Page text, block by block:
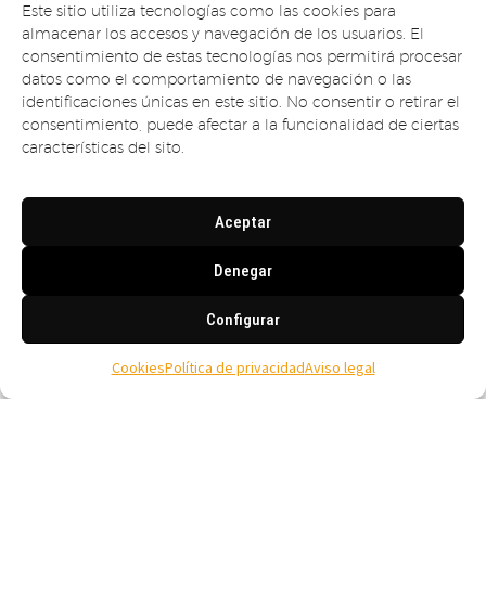
Este sitio utiliza tecnologías como las cookies para
almacenar los accesos y navegación de los usuarios. El
consentimiento de estas tecnologías nos permitirá procesar
datos como el comportamiento de navegación o las
identificaciones únicas en este sitio. No consentir o retirar el
consentimiento, puede afectar a la funcionalidad de ciertas
características del sito.
Aceptar
Denegar
Configurar
CookiesPolítica de privacidadAviso legal
Alquiler